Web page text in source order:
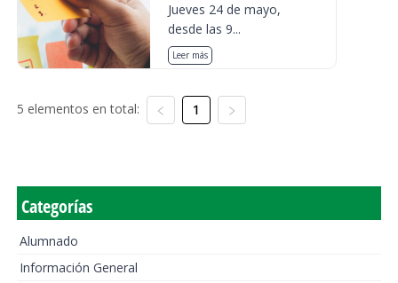
Jueves 24 de mayo,
desde las 9...
Leer más
5 elementos en total: 1
Categorías
Alumnado
Información General